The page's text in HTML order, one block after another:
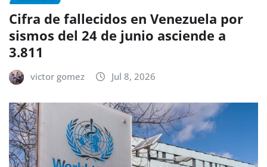
Cifra de fallecidos en Venezuela por
sismos del 24 de junio asciende a
3.811
victor gomez Jul 8, 2026